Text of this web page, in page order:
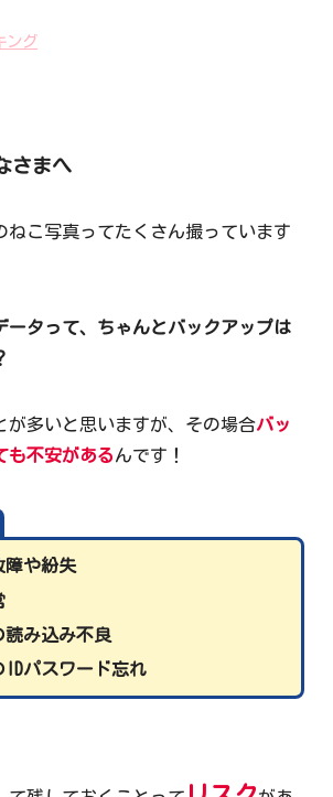
ング
さまへ
ねこ写真ってたくさん撮っています
ータって、ちゃんとバックアップは
が多いと思いますが、その場合バッ
も不安があるんです！
障や紛失
読み込み不良
IDパスワード忘れ